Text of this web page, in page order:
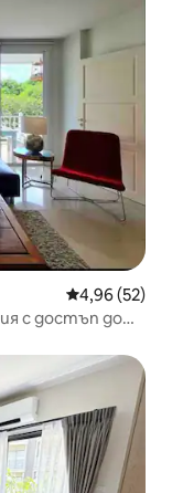
Средна
4,96 (52)
с достъп до